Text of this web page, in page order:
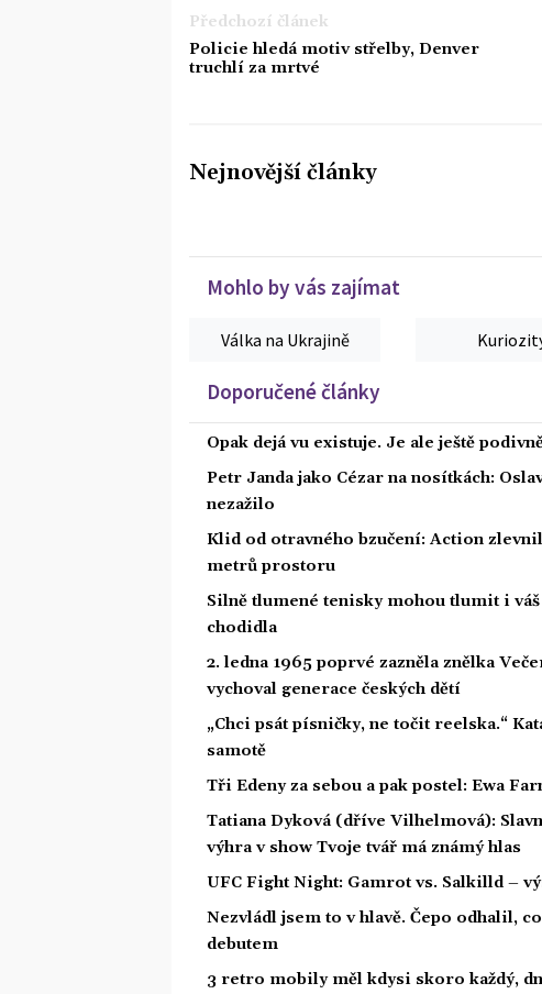
Předchozí článek
Policie hledá motiv střelby, Denver
truchlí za mrtvé
Nejnovější články
Mohlo by vás zajímat
Válka na Ukrajině
Doporučené články
Opak dejá vu existuje. Je ale ještě
Petr Janda jako Cézar na nosítkách:
nezažilo
Klid od otravného bzučení: Action
metrů prostoru
Silně tlumené tenisky mohou tlumit i
chodidla
2. ledna 1965 poprvé zazněla znělka
vychoval generace českých dětí
„Chci psát písničky, ne točit reelska.“
samotě
Tři Edeny za sebou a pak postel: Ewa
Tatiana Dyková (dříve Vilhelmová):
výhra v show Tvoje tvář má známý hlas
UFC Fight Night: Gamrot vs. Salkilld –
Nezvládl jsem to v hlavě. Čepo odhalil,
debutem
3 retro mobily měl kdysi skoro každý,